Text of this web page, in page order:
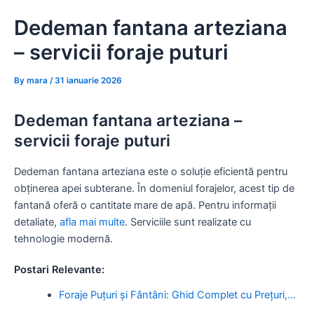
Dedeman fantana arteziana
– servicii foraje puturi
By mara /31 ianuarie 2026
Dedeman fantana arteziana –
servicii foraje puturi
Dedeman fantana arteziana este o soluție eficientă pentru
obținerea apei subterane. În domeniul forajelor, acest tip de
fantană oferă o cantitate mare de apă. Pentru informații
detaliate, afla mai multe. Serviciile sunt realizate cu
tehnologie modernă.
Postari Relevante:
Foraje Puțuri și Fântâni: Ghid Complet cu Prețuri,…